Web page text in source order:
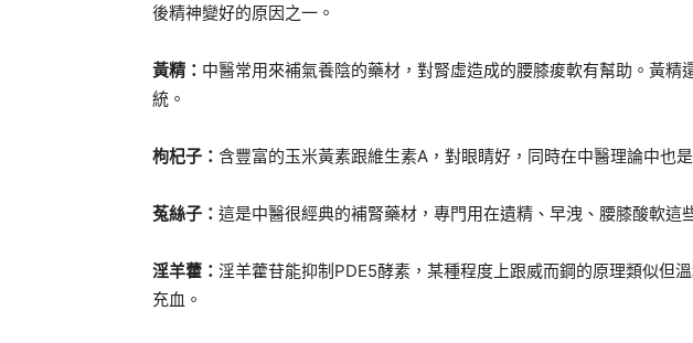
後精神變好的原因之一。
黃精： 中醫常用來補氣養陰的藥材，對腎虛造成的腰膝痠軟有幫助。黃精
統。
枸杞子： 含豐富的玉米黃素跟維生素A，對眼睛好，同時在中醫理論中也
菟絲子： 這是中醫很經典的補腎藥材，專門用在遺精、早洩、腰膝酸軟這
淫羊藿： 淫羊藿苷能抑制PDE5酵素，某種程度上跟威而鋼的原理類似但
充血。